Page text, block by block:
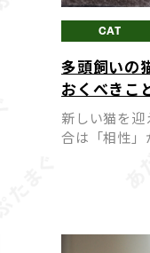
CAT
多頭飼いの
おくべきこ
新しい猫を
合は「相性